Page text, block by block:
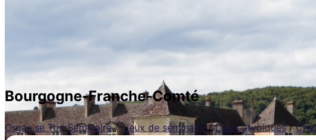
Bourgogne-Franche-Comté
Organise Ton Séminaire / Lieux de séminaire / Lieux atypiques /